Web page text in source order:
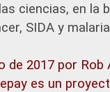
ciencias, en la
SIDA y
de 2017 por Rob
es un